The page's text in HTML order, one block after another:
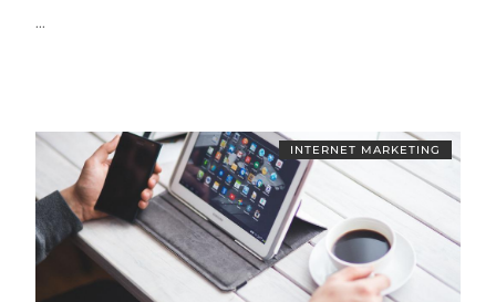
...
INTERNET MARKETING